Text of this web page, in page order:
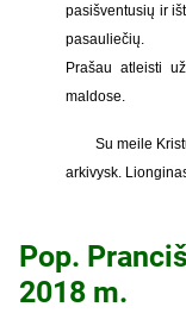
pasišventusių ir
pasauliečių.
Prašau atleisti
maldose.
Su meile
arkivysk.
Pop.
2018 m.